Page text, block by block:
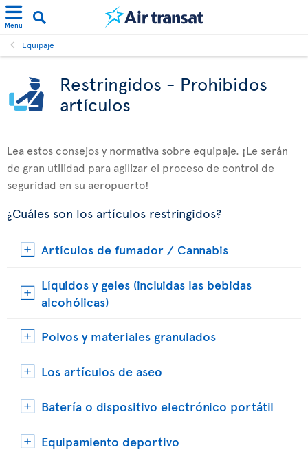
Menú
Equipaje
Restringidos - Prohibidos
artículos
Lea estos consejos y normativa sobre equipaje. ¡Le serán
de gran utilidad para agilizar el proceso de control de
seguridad en su aeropuerto!
¿Cuáles son los artículos restringidos?
Artículos de fumador / Cannabis
Líquidos y geles (incluidas las bebidas
alcohólicas)
Polvos y materiales granulados
Los artículos de aseo
Batería o dispositivo electrónico portátil
Equipamiento deportivo